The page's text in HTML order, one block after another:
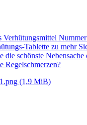
Tablette zu mehr
die schönste
Regelschmerzen?
(1,9 MiB)